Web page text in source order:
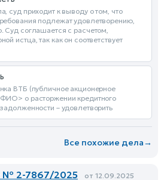
суд приходит к выводу о том, что
подлежат удовлетворению,
Суд соглашается с расчетом,
истца, так как он соответствует
ВТБ (публичное акционерное
о расторжении кредитного
– удовлетворить
Все похожие дела→
№ 2-7867/2025 от 12.09.2025